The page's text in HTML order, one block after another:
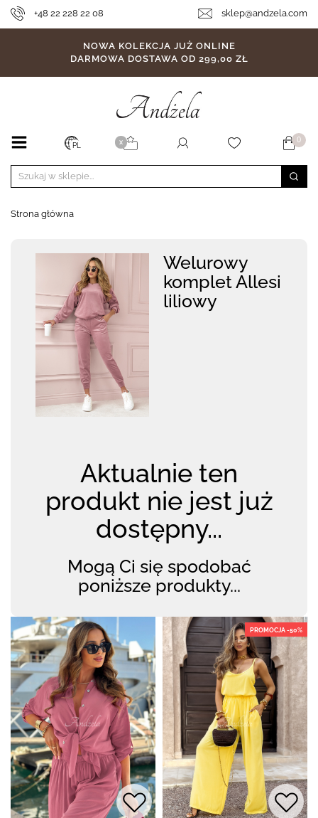
+48 22 228 22 08 sklep@andzela.com
NOWA KOLEKCJA JUŻ ONLINE
DARMOWA DOSTAWA OD 299,00 ZŁ
PL X 0
Strona główna
Welurowy
komplet Allesi
liliowy
Aktualnie ten
produkt nie jest już
dostępny...
Mogą Ci się spodobać
poniższe produkty...
PROMOCJA -50%